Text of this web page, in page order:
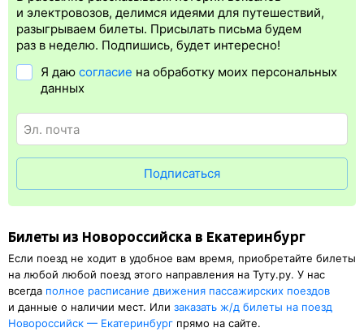
Электронная регистрацияпроизводитсясразупосле оплаты
билета.Электронная регистрация— это опция, которая
упрощает жизнь пассажиру. Её плюс в том, что не обязательно
Электронная регистрация доступна почти для всех заказов,
исключение составляют поезда
личности, указанный в электронном ж/д билете. А в случае
посадочного купона.
и электровозов, делимся идеями для путешествий,
разыгрываем билеты. Присылать письма будем
раз в неделю. Подпишись, будет интересно!
Я даю согласие на обработку моих персональных
данных
Подписаться
Билеты из Новороссийска в Екатеринбург
Если поезд не ходит в удобное вам время, приобретайте билеты
на любой любой поезд этого направления на Туту.ру. У нас
всегда полное расписание движения пассажирских поездов
и данные о наличии мест. Или заказать ж/д билеты на поезд
Новороссийск — Екатеринбург прямо на сайте.